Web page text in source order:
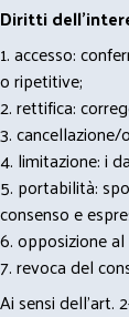
Diritti
1. accesso:
o ripetitive;
2. rettifica:
3.
4. limitazione: i
5. portabilità:
consenso e
6. opposizione
7. revoca del
Ai sensi dell’art.